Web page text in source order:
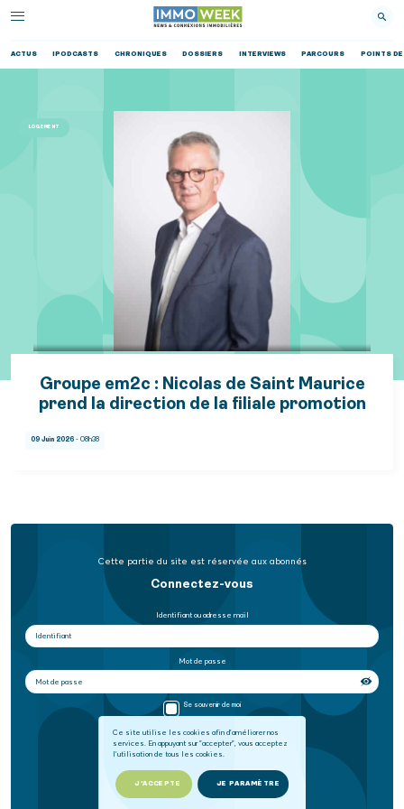
ACTUS IPODCASTS CHRONIQUES DOSSIERS INTERVIEWS PARCOURS POINTS DE
Ce site utilise les cookies afin d'améliorer nos
services. En appuyant sur "accepter", vous acceptez
l'utilisation de tous les cookies.
J'ACCEPTE JE PARAMÈTRE
LOGEMENT
Groupe em2c : Nicolas de Saint Maurice
prend la direction de la filiale promotion
09 Juin 2026 - 08h38
Cette partie du site est réservée aux abonnés
Connectez-vous
Identifiant ou adresse mail
Mot de passe
Se souvenir de moi
SE CONNECTER
Mot de passe oublié